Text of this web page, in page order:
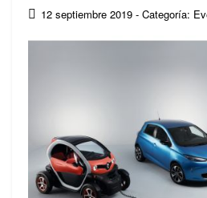
12 septiembre 2019 - Categoría: